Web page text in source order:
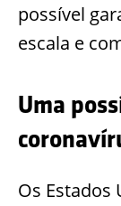
possível
escala e
Uma
Os Estados